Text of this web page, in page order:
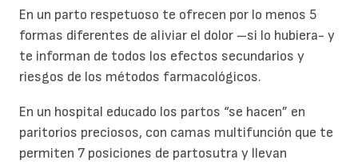
En un parto respetuoso te ofrecen por lo menos 5
formas diferentes de aliviar el dolor –si lo hubiera- y
te informan de todos los efectos secundarios y
riesgos de los métodos farmacológicos.
En un hospital educado los partos “se hacen” en
paritorios preciosos, con camas multifunción que te
permiten 7 posiciones de partosutra y llevan